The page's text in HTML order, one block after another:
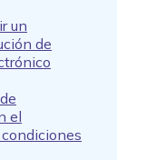
un
de
el